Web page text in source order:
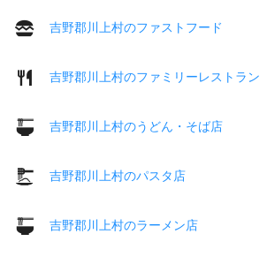
吉野郡川上村のファストフード
吉野郡川上村のファミリーレストラン
吉野郡川上村のうどん・そば店
吉野郡川上村のパスタ店
吉野郡川上村のラーメン店